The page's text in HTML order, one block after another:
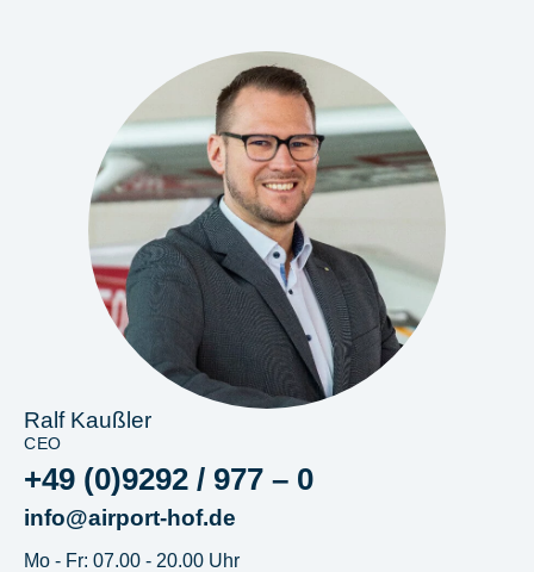
Ralf Kaußler
CEO
+49 (0)9292 / 977 – 0
info@airport-hof.de
Mo - Fr: 07.00 - 20.00 Uhr